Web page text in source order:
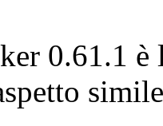
0.61.1